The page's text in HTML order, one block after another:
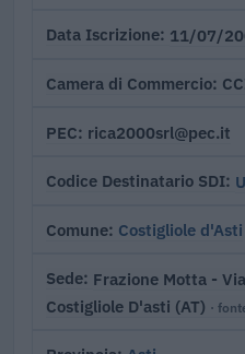
Data Iscrizione 11/07/
Camera di Commercio
PEC rica2000srl@pec.it
Codice Destinatario SDI
Comune Costigliole d'Asti
Sede Frazione Motta -
Costigliole D'asti (AT) ·